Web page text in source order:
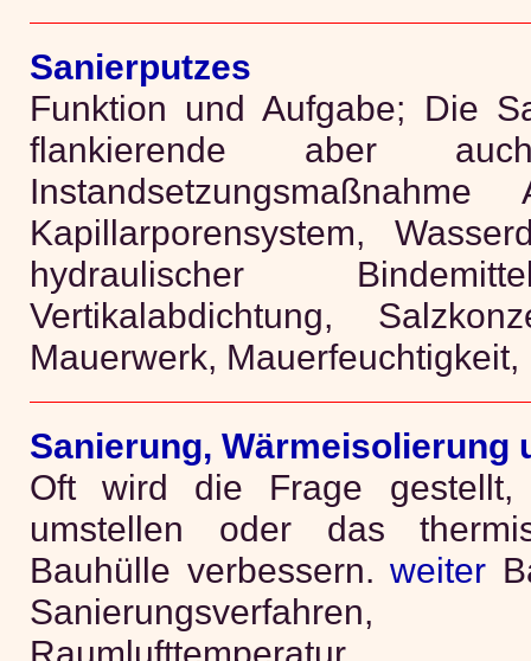
Sanierputzes
Funktion und Aufgabe; Die
flankierende aber
Kapillarporensystem,
hydraulischer
Vertikalabdichtung,
Mauerwerk,
Sanierung, Wärmeisolierung
Oft wird die Frage gestellt,
umstellen oder das
Bauhülle verbessern.weiter
Sanierungsverfahren,